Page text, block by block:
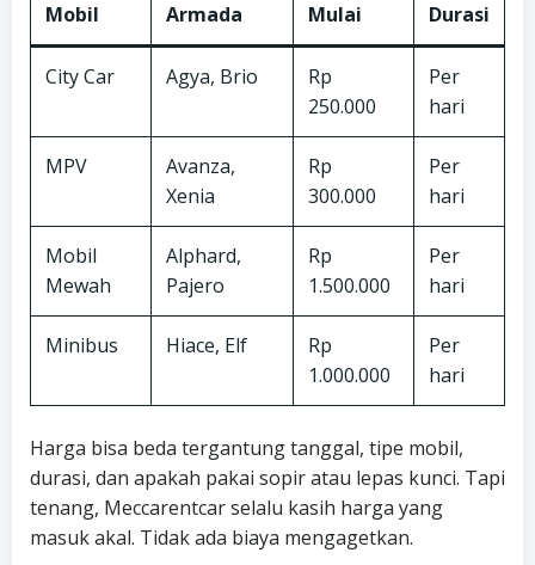
Mobil
Armada
Mulai
Durasi
City Car Agya, Brio
Rp
250.000
Per
hari
MPV
Avanza,
Xenia
Rp
300.000
Per
hari
Mobil
Mewah
Alphard,
Pajero
Rp
1.500.000
Per
hari
Minibus Hiace, Elf
Rp
1.000.000
Per
hari
Harga bisa beda tergantung tanggal, tipe mobil,
durasi, dan apakah pakai sopir atau lepas kunci. Tapi
tenang, Meccarentcar selalu kasih harga yang
masuk akal. Tidak ada biaya mengagetkan.